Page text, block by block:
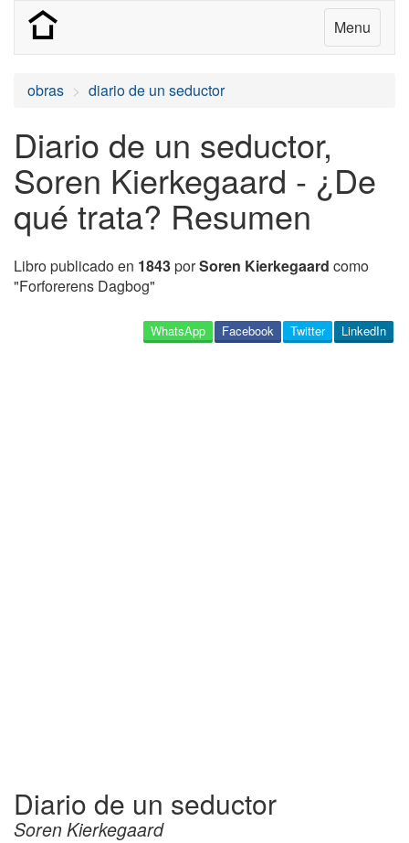
Menu
obras diario de un seductor
Diario de un seductor,
Soren Kierkegaard - ¿De
qué trata? Resumen
Libro publicado en 1843porSoren Kierkegaard como
"Forforerens Dagbog"
LinkedIn
Twitter
Facebook
WhatsApp
Diario de un seductor
Soren Kierkegaard